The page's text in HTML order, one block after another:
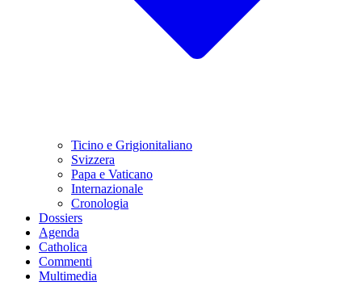
Ticino e Grigionitaliano
Svizzera
Papa e Vaticano
Internazionale
Cronologia
Dossiers
Agenda
Catholica
Commenti
Multimedia